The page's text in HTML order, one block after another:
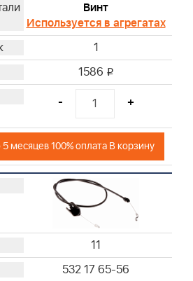
Винт
Используется в агрегатах
1
1586 i
- +
месяцев 100% оплата В корзину
11
532 17 65-56